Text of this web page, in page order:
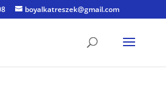
boyalkatreszek@gmail.com